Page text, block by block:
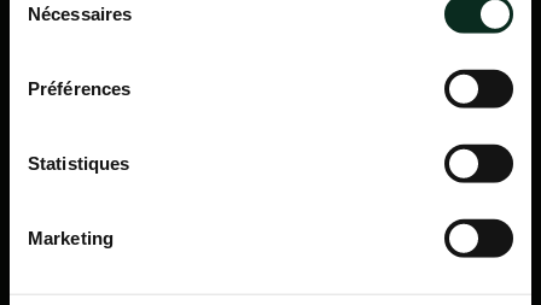
Nécessaires
Préférences
Statistiques
Marketing
P.F.C.A Pompes Funèbres des Communes Associées
Itinéraire